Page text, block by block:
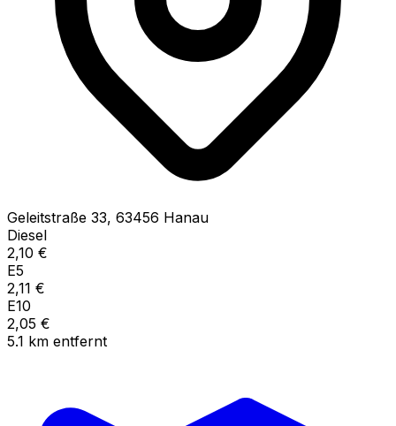
Geleitstraße 33, 63456 Hanau
Diesel
2,10 €
E5
2,11 €
E10
2,05 €
5.1 km entfernt